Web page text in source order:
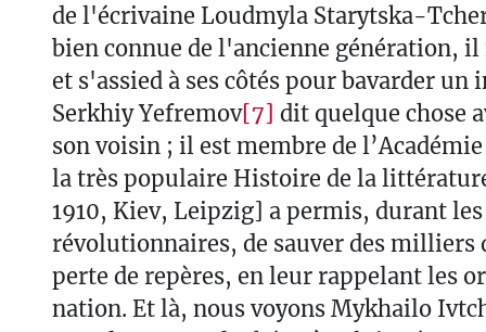
de l'écrivaine Loudmyla Starytska-
bien connue de l'ancienne génération,
et s'assied à ses côtés pour bavarder un
Serkhiy Yefremov[7] dit quelque chose
son voisin ; il est membre de
la très populaire Histoire de la
1910, Kiev, Leipzig] a permis, durant les
révolutionnaires, de sauver des milliers
perte de repères, en leur rappelant les
nation. Et là, nous voyons Mykhailo